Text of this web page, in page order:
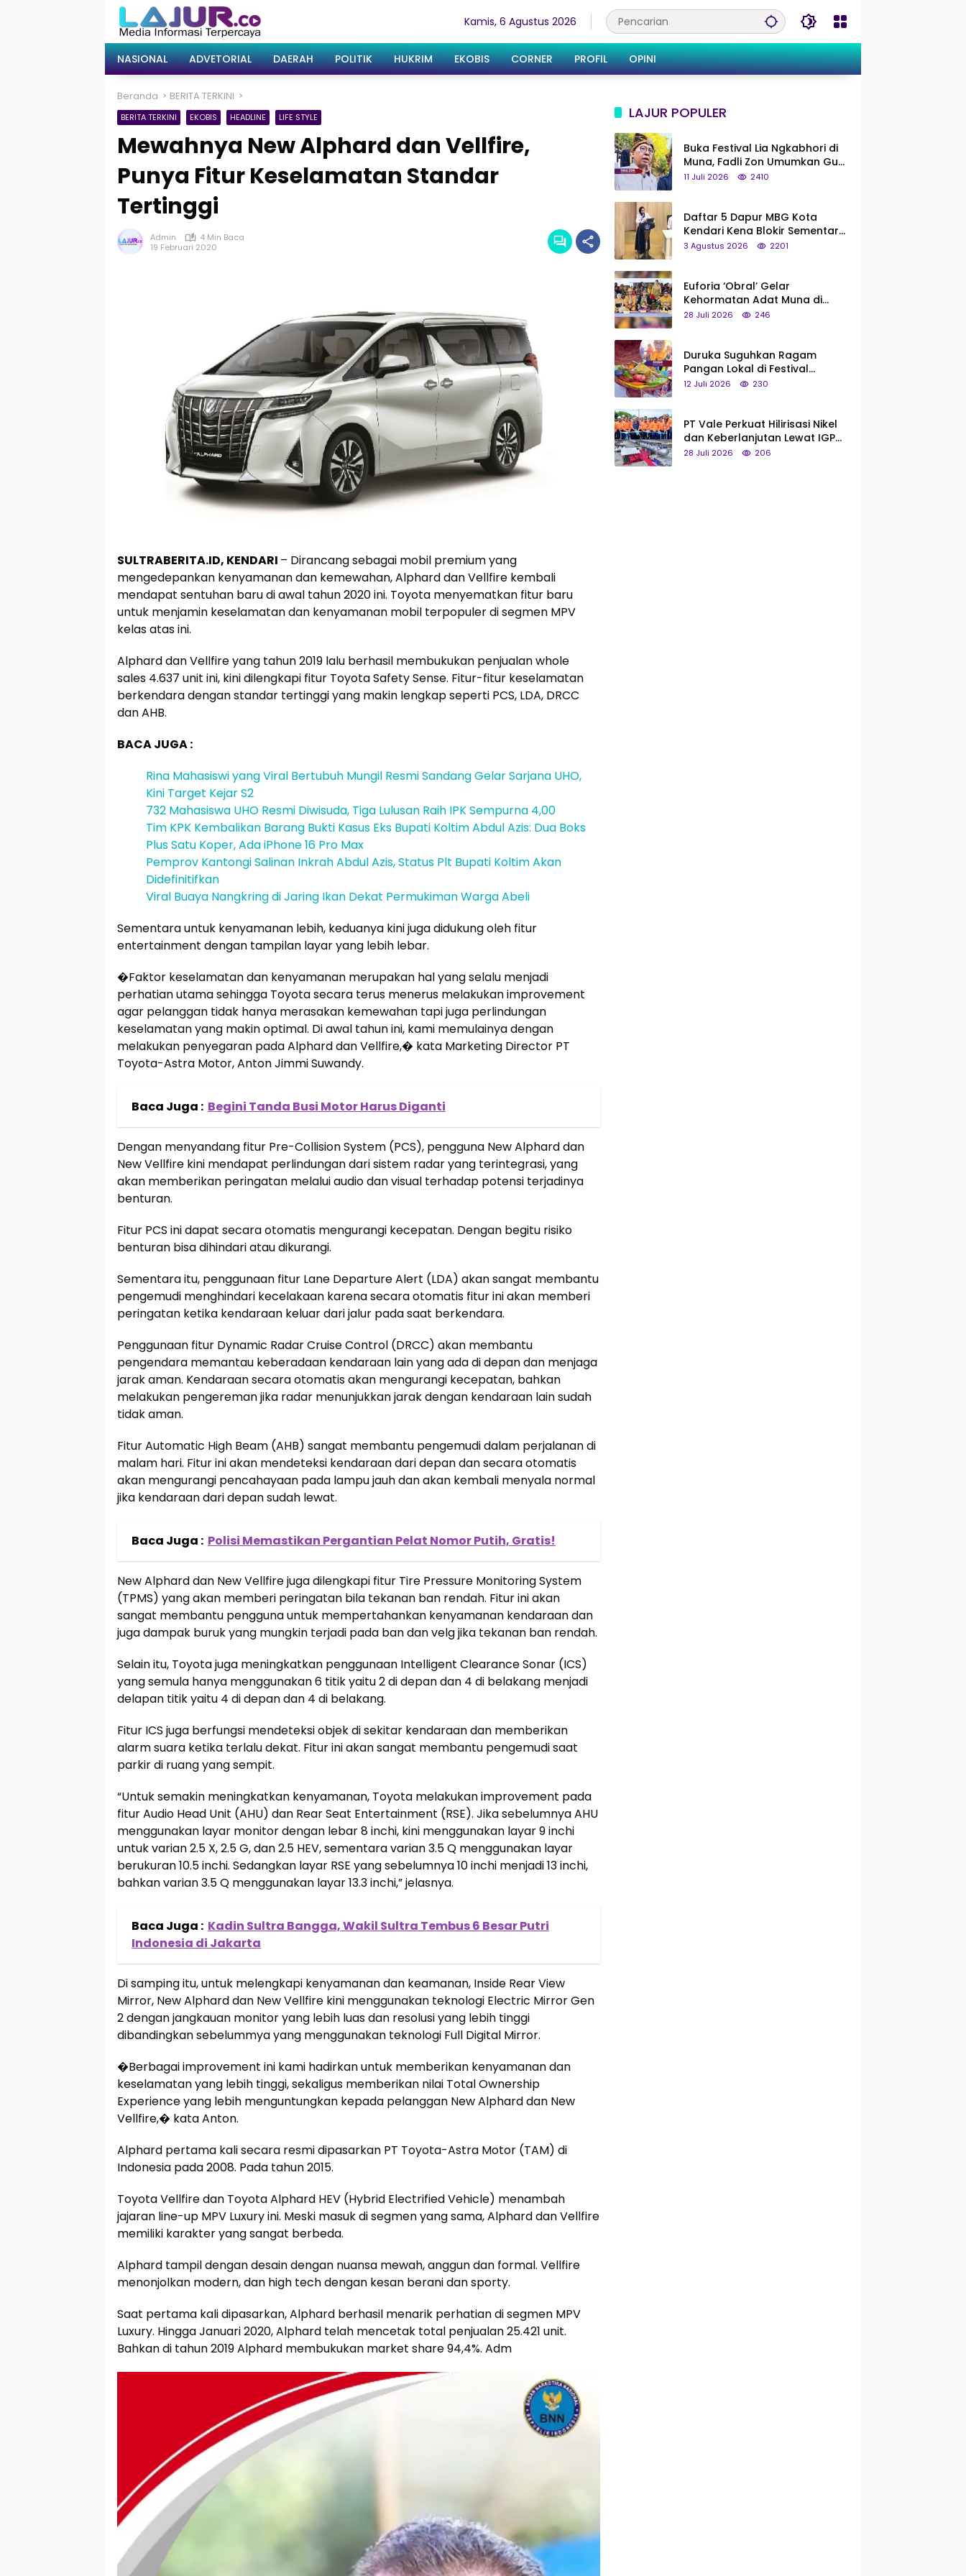
Kamis, 6 Agustus 2026
NASIONAL ADVETORIAL DAERAH POLITIK HUKRIM EKOBIS CORNER PROFIL OPINI
Beranda BERITA TERKINI
BERITA TERKINI EKOBIS HEADLINE LIFE STYLE
Mewahnya New Alphard dan Vellfire,
Punya Fitur Keselamatan Standar
Tertinggi
Admin
4 Min Baca
19 Februari 2020
SULTRABERITA.ID, KENDARI – Dirancang sebagai mobil premium yang
mengedepankan kenyamanan dan kemewahan, Alphard dan Vellfire kembali
mendapat sentuhan baru di awal tahun 2020 ini. Toyota menyematkan fitur baru
untuk menjamin keselamatan dan kenyamanan mobil terpopuler di segmen MPV
kelas atas ini.
Alphard dan Vellfire yang tahun 2019 lalu berhasil membukukan penjualan whole
sales 4.637 unit ini, kini dilengkapi fitur Toyota Safety Sense. Fitur-fitur keselamatan
berkendara dengan standar tertinggi yang makin lengkap seperti PCS, LDA, DRCC
dan AHB.
BACA JUGA :
Rina Mahasiswi yang Viral Bertubuh Mungil Resmi Sandang Gelar Sarjana UHO,
Kini Target Kejar S2
732 Mahasiswa UHO Resmi Diwisuda, Tiga Lulusan Raih IPK Sempurna 4,00
Tim KPK Kembalikan Barang Bukti Kasus Eks Bupati Koltim Abdul Azis: Dua Boks
Plus Satu Koper, Ada iPhone 16 Pro Max
Pemprov Kantongi Salinan Inkrah Abdul Azis, Status Plt Bupati Koltim Akan
Didefinitifkan
Viral Buaya Nangkring di Jaring Ikan Dekat Permukiman Warga Abeli
Sementara untuk kenyamanan lebih, keduanya kini juga didukung oleh fitur
entertainment dengan tampilan layar yang lebih lebar.
�Faktor keselamatan dan kenyamanan merupakan hal yang selalu menjadi
perhatian utama sehingga Toyota secara terus menerus melakukan improvement
agar pelanggan tidak hanya merasakan kemewahan tapi juga perlindungan
keselamatan yang makin optimal. Di awal tahun ini, kami memulainya dengan
melakukan penyegaran pada Alphard dan Vellfire,� kata Marketing Director PT
Toyota-Astra Motor, Anton Jimmi Suwandy.
Baca Juga : Begini Tanda Busi Motor Harus Diganti
Dengan menyandang fitur Pre-Collision System (PCS), pengguna New Alphard dan
New Vellfire kini mendapat perlindungan dari sistem radar yang terintegrasi, yang
akan memberikan peringatan melalui audio dan visual terhadap potensi terjadinya
benturan.
Fitur PCS ini dapat secara otomatis mengurangi kecepatan. Dengan begitu risiko
benturan bisa dihindari atau dikurangi.
Sementara itu, penggunaan fitur Lane Departure Alert (LDA) akan sangat membantu
pengemudi menghindari kecelakaan karena secara otomatis fitur ini akan memberi
peringatan ketika kendaraan keluar dari jalur pada saat berkendara.
Penggunaan fitur Dynamic Radar Cruise Control (DRCC) akan membantu
pengendara memantau keberadaan kendaraan lain yang ada di depan dan menjaga
jarak aman. Kendaraan secara otomatis akan mengurangi kecepatan, bahkan
melakukan pengereman jika radar menunjukkan jarak dengan kendaraan lain sudah
tidak aman.
Fitur Automatic High Beam (AHB) sangat membantu pengemudi dalam perjalanan di
malam hari. Fitur ini akan mendeteksi kendaraan dari depan dan secara otomatis
akan mengurangi pencahayaan pada lampu jauh dan akan kembali menyala normal
jika kendaraan dari depan sudah lewat.
Baca Juga : Polisi Memastikan Pergantian Pelat Nomor Putih, Gratis!
New Alphard dan New Vellfire juga dilengkapi fitur Tire Pressure Monitoring System
(TPMS) yang akan memberi peringatan bila tekanan ban rendah. Fitur ini akan
sangat membantu pengguna untuk mempertahankan kenyamanan kendaraan dan
juga dampak buruk yang mungkin terjadi pada ban dan velg jika tekanan ban rendah.
Selain itu, Toyota juga meningkatkan penggunaan Intelligent Clearance Sonar (ICS)
yang semula hanya menggunakan 6 titik yaitu 2 di depan dan 4 di belakang menjadi
delapan titik yaitu 4 di depan dan 4 di belakang.
Fitur ICS juga berfungsi mendeteksi objek di sekitar kendaraan dan memberikan
alarm suara ketika terlalu dekat. Fitur ini akan sangat membantu pengemudi saat
parkir di ruang yang sempit.
“Untuk semakin meningkatkan kenyamanan, Toyota melakukan improvement pada
fitur Audio Head Unit (AHU) dan Rear Seat Entertainment (RSE). Jika sebelumnya AHU
menggunakan layar monitor dengan lebar 8 inchi, kini menggunakan layar 9 inchi
untuk varian 2.5 X, 2.5 G, dan 2.5 HEV, sementara varian 3.5 Q menggunakan layar
berukuran 10.5 inchi. Sedangkan layar RSE yang sebelumnya 10 inchi menjadi 13 inchi,
bahkan varian 3.5 Q menggunakan layar 13.3 inchi,” jelasnya.
Baca Juga : Kadin Sultra Bangga, Wakil Sultra Tembus 6 Besar Putri
Indonesia di Jakarta
Di samping itu, untuk melengkapi kenyamanan dan keamanan, Inside Rear View
Mirror, New Alphard dan New Vellfire kini menggunakan teknologi Electric Mirror Gen
2 dengan jangkauan monitor yang lebih luas dan resolusi yang lebih tinggi
dibandingkan sebelummya yang menggunakan teknologi Full Digital Mirror.
�Berbagai improvement ini kami hadirkan untuk memberikan kenyamanan dan
keselamatan yang lebih tinggi, sekaligus memberikan nilai Total Ownership
Experience yang lebih menguntungkan kepada pelanggan New Alphard dan New
Vellfire,� kata Anton.
Alphard pertama kali secara resmi dipasarkan PT Toyota-Astra Motor (TAM) di
Indonesia pada 2008. Pada tahun 2015.
Toyota Vellfire dan Toyota Alphard HEV (Hybrid Electrified Vehicle) menambah
jajaran line-up MPV Luxury ini. Meski masuk di segmen yang sama, Alphard dan Vellfire
memiliki karakter yang sangat berbeda.
Alphard tampil dengan desain dengan nuansa mewah, anggun dan formal. Vellfire
menonjolkan modern, dan high tech dengan kesan berani dan sporty.
Saat pertama kali dipasarkan, Alphard berhasil menarik perhatian di segmen MPV
Luxury. Hingga Januari 2020, Alphard telah mencetak total penjualan 25.421 unit.
Bahkan di tahun 2019 Alphard membukukan market share 94,4%. Adm
LAJUR POPULER
Buka Festival Lia Ngkabhori di
Muna, Fadli Zon Umumkan Gua
Metanduno Segera Naik Status
11 Juli 2026 2410
Daftar 5 Dapur MBG Kota
Kendari Kena Blokir Sementara
dari Pusat
3 Agustus 2026 2201
Euforia ‘Obral’ Gelar
Kehormatan Adat Muna di
Silaturahmi KKMM, Ridwan Bae:
28 Juli 2026 246
Duruka Suguhkan Ragam
Pangan Lokal di Festival
Liangkobhori, Dari Umbi Rebus
12 Juli 2026 230
PT Vale Perkuat Hilirisasi Nikel
dan Keberlanjutan Lewat IGP
Morowali
28 Juli 2026 206